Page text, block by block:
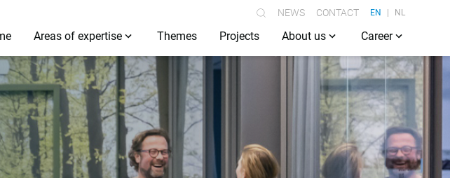
NEWS CONTACT EN NL
Areas of expertise Themes Projects About us Career